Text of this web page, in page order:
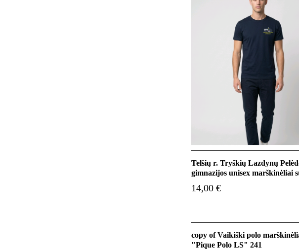
Telšių r. Tryškių Lazdynų
gimnazijos unisex marškinėliai
14,00 €
copy of Vaikiški polo
"Pique Polo LS" 241